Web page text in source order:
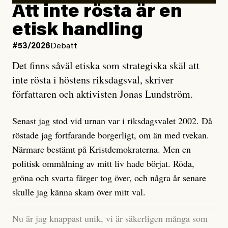
rörelsen. Eller så har en inga bevis, bara misstankar,
och då ska en efterforska diskret, just för att inte skapa
oro inom rörelsen.
Artikeln undersöker inte, som ETC påstår, ”vad som
är sant, vad som är rykten”, utan den bidrar bara till
ännu mer ryktesspridning. Det finns inte ett enda bevis
misstänkta personen är en infiltratör. Det som läsaren
får veta är att personen har ändrat sina politiska åsikter
under åren, att den har raderat tidigare innehåll på sina
sociala medier, att artikelns författare inte förstår sig
på personens ekonomi och att det tydligen finns
anonyma röster inom rörelsen som säger saker som
anses vara anledningar att titta närmare på personen,
Att inte rösta är en
etisk handling
#53/2026 Debatt
Det finns såväl etiska som strategiska skäl att
inte rösta i höstens riksdagsval, skriver
författaren och aktivisten Jonas Lundström.
Senast jag stod vid urnan var i riksdagsvalet 2002. Då
röstade jag fortfarande borgerligt, om än med tvekan.
Närmare bestämt på Kristdemokraterna. Men en
politisk ommålning av mitt liv hade börjat. Röda,
gröna och svarta färger tog över, och några år senare
skulle jag känna skam över mitt val.
Nu är jag knappast unik, vi är säkerligen många som